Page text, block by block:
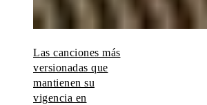
Las canciones más
versionadas que
mantienen su
vigencia en